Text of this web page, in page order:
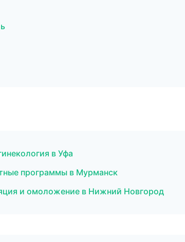
в Уфа
программы в Мурманск
и омоложение в Нижний Новгород